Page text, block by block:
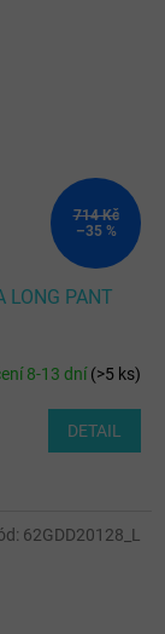
714 Kč
–35 %
PANT
8-13 dní(>5 ks)
DETAIL
62GDD20128_L